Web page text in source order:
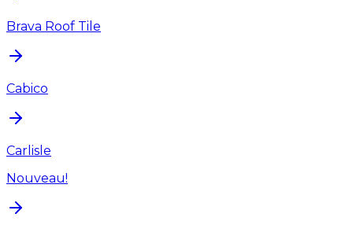
Brava Roof Tile
Cabico
Carlisle
Nouveau!